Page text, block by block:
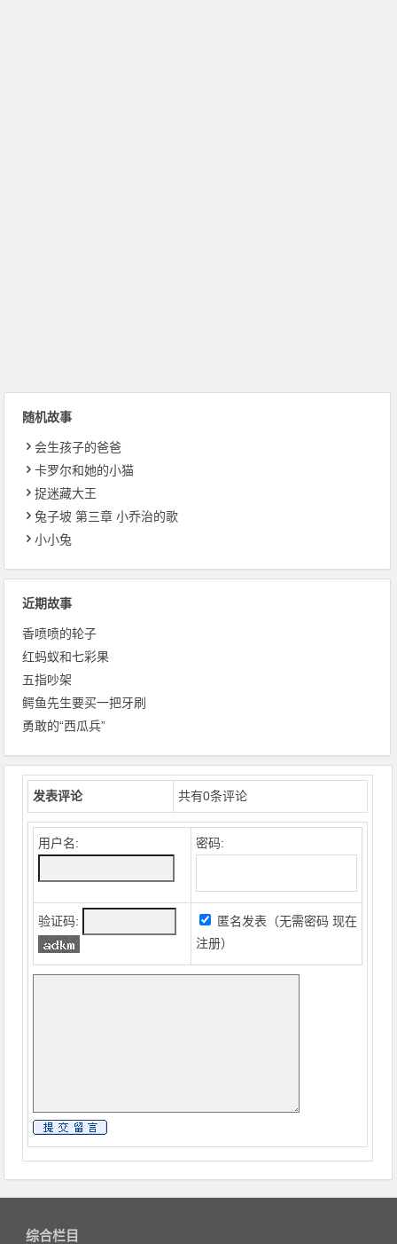
随机故事
会生孩子的爸爸
卡罗尔和她的小猫
捉迷藏大王
兔子坡 第三章 小乔治的歌
小小兔
近期故事
香喷喷的轮子
红蚂蚁和七彩果
五指吵架
鳄鱼先生要买一把牙刷
勇敢的“西瓜兵”
发表评论 共有0条评论
用户名: 密码:
验证码: 匿名发表（无需密码现在
注册）
综合栏目